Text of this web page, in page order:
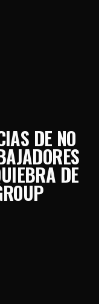
DE NO
DE